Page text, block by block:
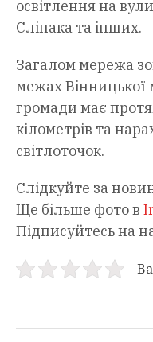
освітлення на
Сліпака та інших.
Загалом мережа
межах Вінницької
громади має
кілометрів та
світлоточок.
Слідкуйте за
Ще більше фото в
Підписуйтесь на